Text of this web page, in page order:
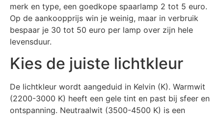
merk en type, een goedkope spaarlamp 2 tot 5 euro.
Op de aankoopprijs win je weinig, maar in verbruik
bespaar je 30 tot 50 euro per lamp over zijn hele
levensduur.
Kies de juiste lichtkleur
De lichtkleur wordt aangeduid in Kelvin (K). Warmwit
(2200-3000 K) heeft een gele tint en past bij sfeer en
ontspanning. Neutraalwit (3500-4500 K) is een